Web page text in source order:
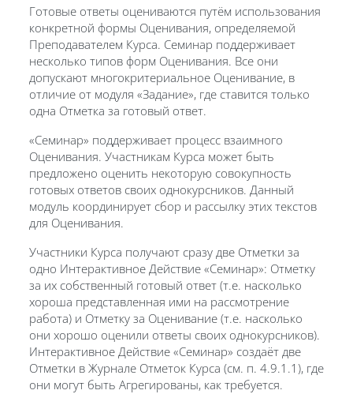
Готовые ответы оцениваются путём использования
конкретной формы Оценивания, определяемой
Преподавателем Курса. Семинар поддерживает
несколько типов форм Оценивания. Все они
допускают многокритериальное Оценивание, в
отличие от модуля «Задание», где ставится только
одна Отметка за готовый ответ.
«Семинар» поддерживает процесс взаимного
Оценивания. Участникам Курса может быть
предложено оценить некоторую совокупность
готовых ответов своих однокурсников. Данный
модуль координирует сбор и рассылку этих текстов
для Оценивания.
Участники Курса получают сразу две Отметки за
одно Интерактивное Действие «Семинар»: Отметку
за их собственный готовый ответ (т.е. насколько
хороша представленная ими на рассмотрение
работа) и Отметку за Оценивание (т.е. насколько
они хорошо оценили ответы своих однокурсников).
Интерактивное Действие «Семинар» создаёт две
Отметки в Журнале Отметок Курса (см. п. 4.9.1.1), где
они могут быть Агрегированы, как требуется.